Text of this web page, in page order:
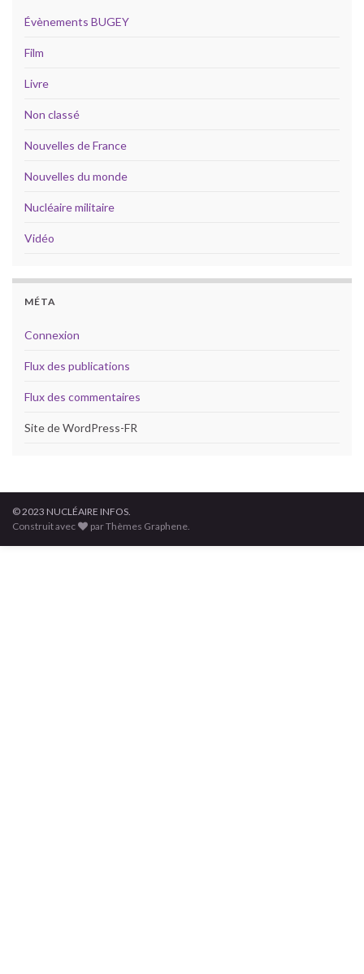
Évènements BUGEY
Film
Livre
Non classé
Nouvelles de France
Nouvelles du monde
Nucléaire militaire
Vidéo
MÉTA
Connexion
Flux des publications
Flux des commentaires
Site de WordPress-FR
© 2023 NUCLÉAIRE INFOS.
Construit avec
par Thèmes Graphene.